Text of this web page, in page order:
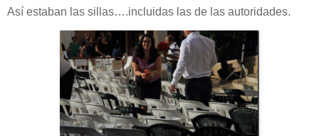
Así estaban las sillas….incluidas las de las autoridades.